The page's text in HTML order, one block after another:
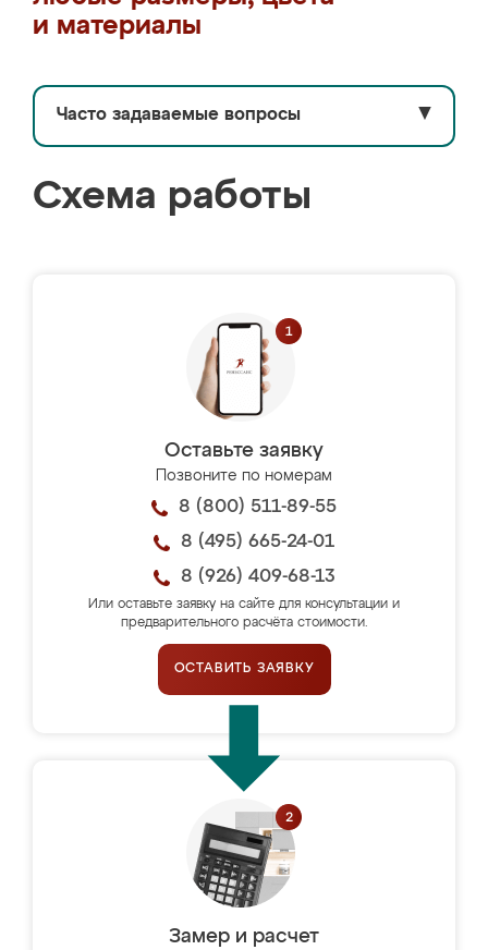
и материалы
Часто задаваемые вопросы ▼
Схема работы
Оставьте заявку
Позвоните по номерам
8 (800) 511-89-55
8 (495) 665-24-01
8 (926) 409-68-13
Или оставьте заявку на сайте для консультации и
предварительного расчёта стоимости.
ОСТАВИТЬ ЗАЯВКУ
Замер и расчет